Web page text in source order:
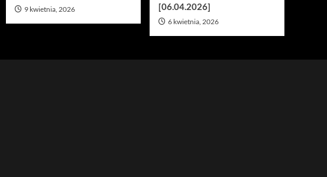
9 kwietnia, 2026
[06.04.2026]
6 kwietnia, 2026